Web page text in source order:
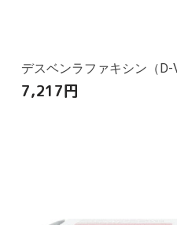
デスベンラファキシン（D-
7,217円